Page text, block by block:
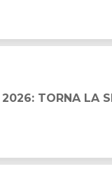
IN ALTA QUOTA
2026: TORNA LA